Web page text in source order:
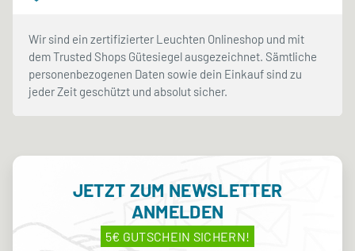
Wir sind ein zertifizierter Leuchten Onlineshop und mit
dem Trusted Shops Gütesiegel ausgezeichnet. Sämtliche
personenbezogenen Daten sowie dein Einkauf sind zu
jeder Zeit geschützt und absolut sicher.
JETZT ZUM NEWSLETTER
ANMELDEN
5€ GUTSCHEIN SICHERN!